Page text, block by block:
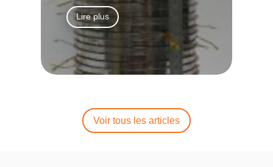
Lire plus
Voir tous les articles